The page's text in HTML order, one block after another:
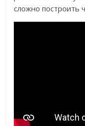
сложно построить